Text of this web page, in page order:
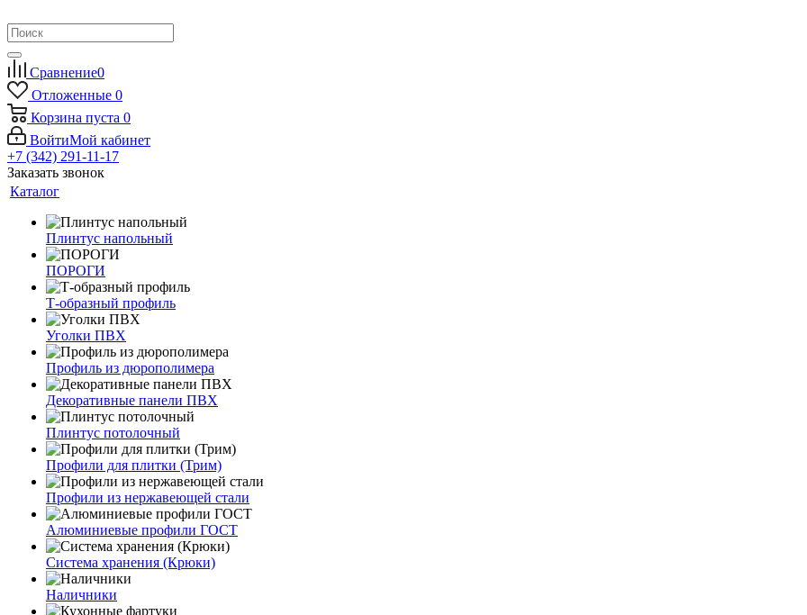
Сравнение0
Отложенные 0
Корзина пуста 0
ВойтиМой кабинет
+7 (342) 291-11-17
Заказать звонок
Каталог
Плинтус напольный
ПОРОГИ
Т-образный профиль
Уголки ПВХ
Профиль из дюрополимера
Декоративные панели ПВХ
Плинтус потолочный
Профили для плитки (Трим)
Профили из нержавеющей стали
Алюминиевые профили ГОСТ
Система хранения (Крюки)
Наличники